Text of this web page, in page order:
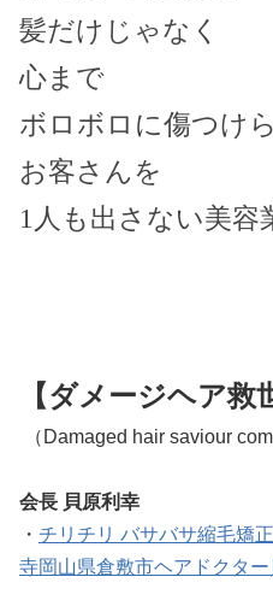
髪だけじゃなく
心まで
ボロボロに傷つけ
お客さんを
1人も出さない美容
【ダメージヘア救
（Damaged hair saviour
会長 貝原利幸
・ チリチリ バサバサ縮毛矯
寺岡山県倉敷市ヘアドクタ